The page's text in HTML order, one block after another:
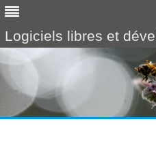
Logiciels libres et